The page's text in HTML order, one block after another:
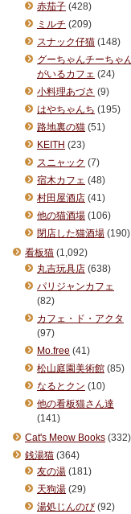
赤茄子 (428)
ミルチ (209)
スナック仔猫 (148)
グーちゃんチーちゃ
がいるカフェ (24)
小料理あづさ (9)
はやちゃんち (195)
路地裏の猫 (51)
KEITH (23)
スニャック (7)
宿木カフェ (48)
村田屋酒店 (41)
他の猫酒場 (106)
閉店した猫酒場 (190)
看板猫 (1,092)
丸吉玩具店 (638)
パリジャンカフェ
(82)
カフェ・ド・アクタ
(97)
Mo.free (41)
松山庭園美術館 (85)
なるとクン (10)
他の看板猫さん達
(141)
Cat's Meow Books (332)
銭湯猫 (364)
友の湯 (181)
天狗湯 (29)
湯処じんのび (92)